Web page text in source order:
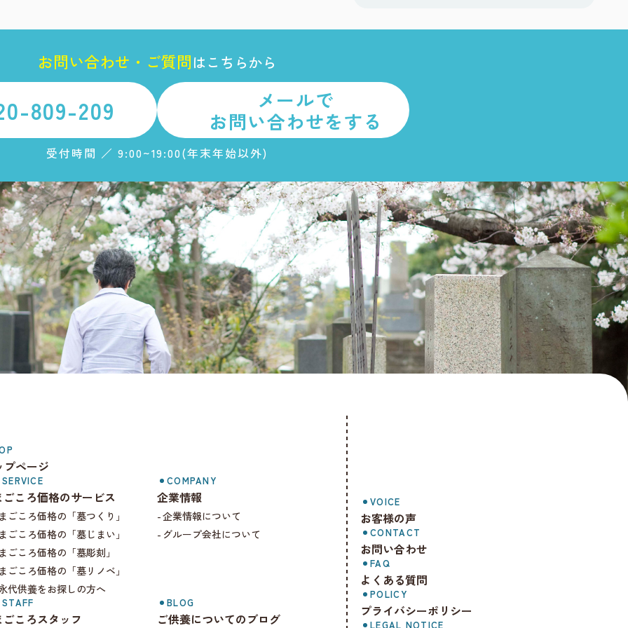
お問い合わせ ・ ご質問はこちらから
809-209
メールで
お問い合わせをする
受付時間 ／ 9:00~19:00(年末年始以外)
プページ
SERVICE
ごころ価格のサービス
ごころ価格の「墓つくり」
ごころ価格の「墓じまい」
ごころ価格の「墓彫刻」
ごころ価格の「墓リノベ」
代供養をお探しの方へ
COMPANY
企業情報
企業情報について
グループ会社について
STAFF
ごころスタッフ
BLOG
ご供養についてのブログ
VOICE
お客様の声
CONTACT
お問い合わせ
FAQ
よくある質問
POLICY
プライバシーポリシー
LEGAL NOTICE